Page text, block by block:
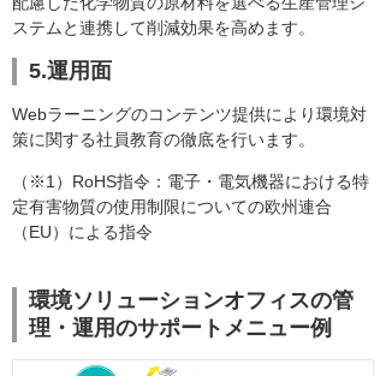
ステムと連携して削減効果を高めます。
5.運用面
Webラーニングのコンテンツ提供により環境対
策に関する社員教育の徹底を行います。
（※1）RoHS指令：電子・電気機器における特
定有害物質の使用制限についての欧州連合
（EU）による指令
環境ソリューションオフィスの管
理・運用のサポートメニュー例